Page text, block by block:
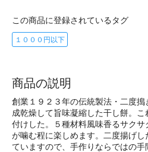
この商品に登録されているタグ
１０００円以下
商品の説明
創業１９２３年の伝統製法・二度
成乾燥して旨味凝縮した干し餅。
付けした。５種材料風味香るサク
が噛む程に楽しめます。二度揚げ
ていますので、手作りならではの